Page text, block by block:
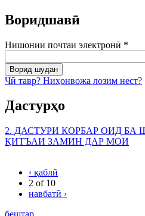
Воридшавӣ
Нишонии почтаи электронӣ *
Чӣ тавр? Ниҳонвожа лозим нест?
Дастурҳо
2. ДАСТУРИ КОРБАР ОИД
ҚИТЪАИ ЗАМИН ДАР МОИ
‹ қаблӣ
2 of 10
навбатӣ ›